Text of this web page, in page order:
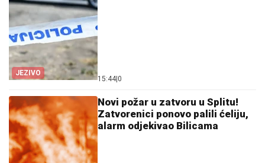
JEZIVO
15:44 0
Novi požar u zatvoru u Splitu!
Zatvorenici ponovo palili ćeliju,
alarm odjekivao Bilicama